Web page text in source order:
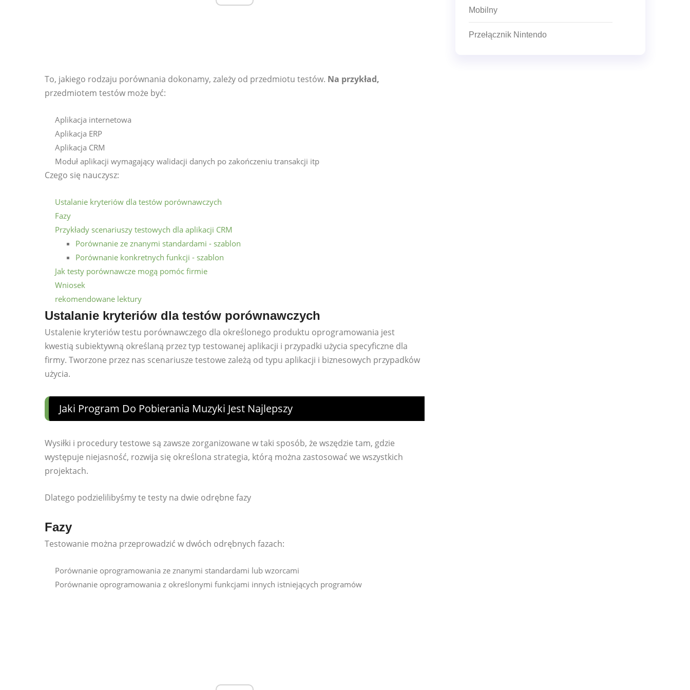
To, jakiego rodzaju porównania dokonamy, zależy od przedmiotu testów. Na przykład,
przedmiotem testów może być:
Aplikacja internetowa
Aplikacja ERP
Aplikacja CRM
Moduł aplikacji wymagający walidacji danych po zakończeniu transakcji itp
Czego się nauczysz:
Ustalanie kryteriów dla testów porównawczych
Fazy
Przykłady scenariuszy testowych dla aplikacji CRM
Porównanie ze znanymi standardami - szablon
Porównanie konkretnych funkcji - szablon
Jak testy porównawcze mogą pomóc firmie
Wniosek
rekomendowane lektury
Ustalanie kryteriów dla testów porównawczych
Ustalenie kryteriów testu porównawczego dla określonego produktu oprogramowania jest
kwestią subiektywną określaną przez typ testowanej aplikacji i przypadki użycia specyficzne dla
firmy. Tworzone przez nas scenariusze testowe zależą od typu aplikacji i biznesowych przypadków
użycia.
Jaki Program Do Pobierania Muzyki Jest Najlepszy
Wysiłki i procedury testowe są zawsze zorganizowane w taki sposób, że wszędzie tam, gdzie
występuje niejasność, rozwija się określona strategia, którą można zastosować we wszystkich
projektach.
Dlatego podzielilibyśmy te testy na dwie odrębne fazy
Fazy
Testowanie można przeprowadzić w dwóch odrębnych fazach:
Porównanie oprogramowania ze znanymi standardami lub wzorcami
Porównanie oprogramowania z określonymi funkcjami innych istniejących programów
Mobilny
Przełącznik Nintendo